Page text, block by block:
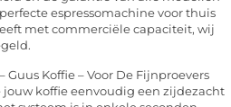
espressomachine voor thuis
met commerciële capaciteit, wij
Guus Koffie – Voor De Fijnproevers
jouw koffie eenvoudig een zijdezacht